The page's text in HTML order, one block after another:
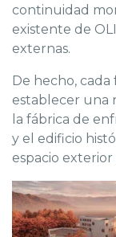
continuidad
existente de
externas.
De hecho,
establecer una
la fábrica de
y el edificio
espacio